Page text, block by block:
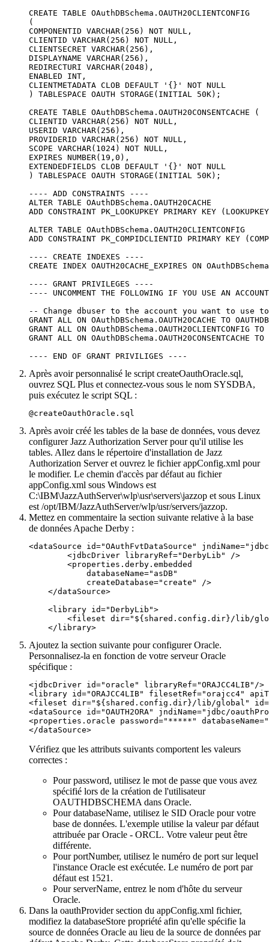
CREATE TABLE OAuthDBSchema.OAUTH20CLIENTCONFIG
(
COMPONENTID VARCHAR(256) NOT NULL,
CLIENTID VARCHAR(256) NOT NULL,
CLIENTSECRET VARCHAR(256),
DISPLAYNAME VARCHAR(256),
REDIRECTURI VARCHAR(2048),
ENABLED INT,
CLIENTMETADATA CLOB DEFAULT '{}' NOT NULL
) TABLESPACE OAUTH STORAGE(INITIAL 50K);
CREATE TABLE OAuthDBSchema.OAUTH20CONSENTCACHE (
CLIENTID VARCHAR(256) NOT NULL,
USERID VARCHAR(256),
PROVIDERID VARCHAR(256) NOT NULL,
SCOPE VARCHAR(1024) NOT NULL,
EXPIRES NUMBER(19,0),
EXTENDEDFIELDS CLOB DEFAULT '{}' NOT NULL
) TABLESPACE OAUTH STORAGE(INITIAL 50K);
---- ADD CONSTRAINTS ----
ALTER TABLE OAuthDBSchema.OAUTH20CACHE
ADD CONSTRAINT PK_LOOKUPKEY PRIMARY KEY
ALTER TABLE OAuthDBSchema.OAUTH20CLIENTCONFIG
ADD CONSTRAINT PK_COMPIDCLIENTID PRIMARY KEY
---- CREATE INDEXES ----
CREATE INDEX OAUTH20CACHE_EXPIRES ON
---- GRANT PRIVILEGES ----
---- UNCOMMENT THE FOLLOWING IF YOU USE AN
-- Change dbuser to the account you want to use
GRANT ALL ON OAuthDBSchema.OAUTH20CACHE TO
GRANT ALL ON OAuthDBSchema.OAUTH20CLIENTCONFIG TO
GRANT ALL ON OAuthDBSchema.OAUTH20CONSENTCACHE TO
---- END OF GRANT PRIVILIGES ----
Après avoir personnalisé le script createOauthOracle.sql,
ouvrez SQL Plus et connectez-vous sous le nom SYSDBA,
puis exécutez le script SQL :
@createOauthOracle.sql
Après avoir créé les tables de la base de données, vous devez
configurerJazz Authorization Serverpour qu'il utilise les
tables. Allez dans le répertoire d'installation de Jazz
Authorization Serveret ouvrez le fichierappConfig.xml pour
le modifier. Le chemin d'accès par défaut au fichier
appConfig.xml sous Windows est
C:\IBM\JazzAuthServer\wlp\usr\servers\jazzop et sous Linux
est /opt/IBM/JazzAuthServer/wlp/usr/servers/jazzop.
Mettez en commentaire la section suivante relative à la base
de données Apache Derby :
<dataSource id="OAuthFvtDataSource"
        <jdbcDriver libraryRef="DerbyLib" />
        <properties.derby.embedded
            databaseName="asDB"
            createDatabase="create" />
    </dataSource>
    <library id="DerbyLib">
<fileset dir="${shared.config.dir}/lib/
    </library>
Ajoutez la section suivante pour configurer Oracle.
Personnalisez-la en fonction de votre serveur Oracle
spécifique :
<jdbcDriver id="oracle" libraryRef="ORAJCC4LIB"/>
<library id="ORAJCC4LIB" filesetRef="orajcc4"
<fileset dir="${shared.config.dir}/lib/global"
<dataSource id="OAUTH2ORA" jndiName="jdbc/
<properties.oracle password="*****"
</dataSource>
Vérifiez que les attributs suivants comportent les valeurs
correctes :
Pourpassword, utilisez le mot de passe que vous avez
spécifié lors de la création de l'utilisateur
OAUTHDBSCHEMA dans Oracle.
PourdatabaseName, utilisez le SID Oracle pour votre
base de données. L'exemple utilise la valeur par défaut
attribuée par Oracle - ORCL. Votre valeur peut être
différente.
PourportNumber, utilisez le numéro de port sur lequel
l'instance Oracle est exécutée. Le numéro de port par
défaut est 1521.
PourserverName, entrez le nom d'hôte du serveur
Oracle.
Dans la oauthProvidersection du appConfig.xml fichier,
modifiez la databaseStore propriété afin qu'elle spécifie la
source de données Oracle au lieu de la source de données par